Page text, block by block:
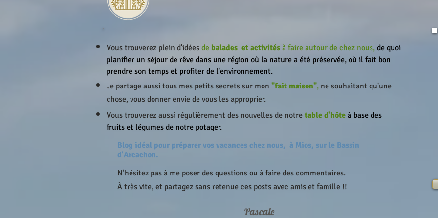
Vous trouverez plein d'idées de balades et activités à faire autour de chez nous, de quoi
planifier un séjour de rêve dans une région où la nature a été préservée, où il fait bon
prendre son temps et profiter de l'environnement.
Je partage aussi tous mes petits secrets sur mon "fait maison", ne souhaitant qu'une
chose, vous donner envie de vous les approprier.
Vous trouverez aussi régulièrement des nouvelles de notre table d'hôte à base des
fruits et légumes de notre potager.
Blog idéal pour préparer vos vacances chez nous, à Mios, sur le Bassin
d'Arcachon.
N’hésitez pas à me poser des questions ou à faire des commentaires.
À très vite, et partagez sans retenue ces posts avec amis et famille !!
Pascale